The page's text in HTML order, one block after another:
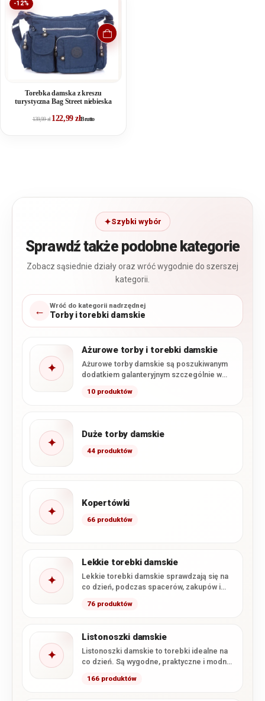
praktycznych kieszonek, uszyte starannie z mocnych,
wysokogatunkowych materiałów.
-12%
Torebka damska z kreszu
turystyczna Bag Street niebieska
139,99zł 122,99złBrutto
Szybki wybór
Sprawdź także podobne kategorie
Zobacz sąsiednie działy oraz wróć wygodnie do szerszej
kategorii.
← Wróć do kategorii nadrzędnej
Torby i torebki damskie
✦
Ażurowe torby i torebki damskie
Ażurowe torby damskie są poszukiwanym
dodatkiem galanteryjnym szczególnie w
10 produktów
✦
Duże torby damskie
44 produktów
✦
Kopertówki
66 produktów
✦
Lekkie torebki damskie
Lekkie torebki damskie sprawdzają się na
co dzień, podczas spacerów, zakupów i
76 produktów
✦
Listonoszki damskie
Listonoszki damskie to torebki idealne na
co dzień. Są wygodne, praktyczne i modne.
166 produktów